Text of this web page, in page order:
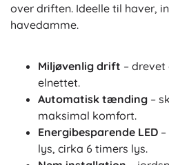
over driften. Ideelle til haver,
havedamme.
Miljøvenlig drift –
elnettet.
Automatisk tænding –
maksimal komfort.
Energibesparende LED
lys, cirka 6 timers lys.